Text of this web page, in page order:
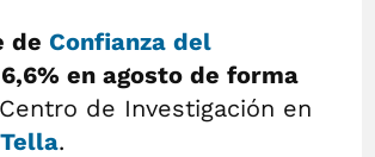
de Confianza del
en agosto de forma
de Investigación en
.